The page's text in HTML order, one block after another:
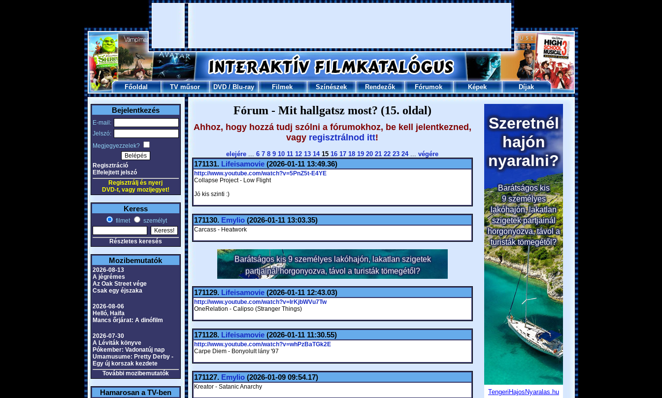
Főoldal TV műsor DVD/Blu-ray Filmek Színészek Rendezők Fórumok Képek Díjak
Bejelentkezés
E-mail:
Jelszó:
Megjegyezzelek?
Regisztráció
Elfelejtett jelszó
Regisztrálj és nyerj
DVD-t, vagy mozijegyet!
Keress
filmet személyt
Részletes keresés
Mozibemutatók
2026-08-13
A jégrémes
Az Oak Street vége
Csak egy éjszaka
2026-08-06
Helló, Haifa
Mancs őrjárat: A dinófilm
2026-07-30
A Léviták könyve
Pókember: Vadonatúj nap
Umamusume: Pretty Derby -
Egy új korszak kezdete
További mozibemutatók
Hamarosan a TV-ben
Fórum - Mit hallgatsz most? (15. oldal)
Ahhoz, hogy hozzá tudj szólni a fórumokhoz, be kell jelentkezned,
vagy regisztrálnod itt!
elejére ... 6 7 8 9 10 11 12 13 14 15 16 17 18 19 20 21 22 23 24... végére
171131. Lifeisamovie(2026-01-11 13:49.36)
http://www.youtube.com/watch?v=5PnZ5t-E4YE
Collapse Project - Low Flight
Jó kis szinti :)
171130. Emylio(2026-01-11 13:03.35)
Carcass - Heatwork
171129. Lifeisamovie(2026-01-11 12:43.03)
http://www.youtube.com/watch?v=IrKjbWVu7Tw
OneRelation - Calipso (Stranger Things)
171128. Lifeisamovie(2026-01-11 11:30.55)
http://www.youtube.com/watch?v=whPzBaTGk2E
Carpe Diem - Bonyolult lány '97
171127. Emylio(2026-01-09 09:54.17)
Kreator - Satanic Anarchy